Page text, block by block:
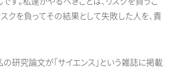
スクを負ってその結果として失敗した人を、責
研究論文が「サイエンス」という雑誌に掲載